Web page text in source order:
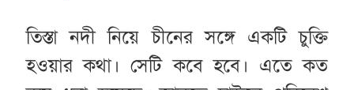
তিস্তা নদী নিয়ে চীনের সঙ্গে একটি চুক্তি
হওয়ার কথা। সেটি কবে হবে। এতে কত